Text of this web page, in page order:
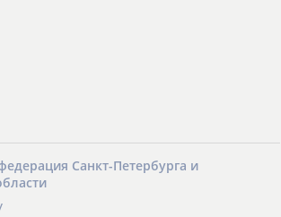
Санкт-Петербурга и